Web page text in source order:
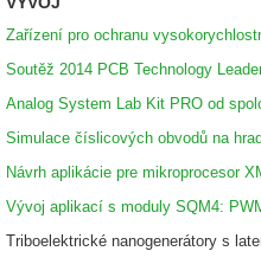
Zařízení pro ochranu
Soutěž 2014 PCB Technology
Analog System Lab Kit PRO od
Simulace číslicových obvodů na
Návrh aplikácie pre mikroprocesor
Vývoj aplikací s moduly SQM4:
Triboelektrické nanogenerátory s